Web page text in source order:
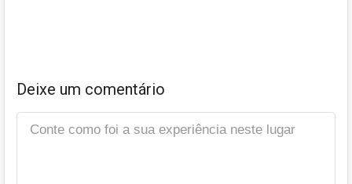
Deixe um comentário